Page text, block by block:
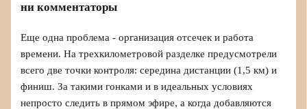
ни комментаторы
Еще одна проблема - организация отсечек и работа
времени. На трехкилометровой разделке предусмотрели
всего две точки контроля: середина дистанции (1,5 км) и
финиш. За такими гонками и в идеальных условиях
непросто следить в прямом эфире, а когда добавляются